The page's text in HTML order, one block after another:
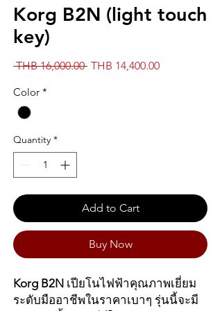
Korg B2N (light touch
key)
THB 16,000.00 Regular
THB 14,400.00Sale
Color *
Quantity *
Add to Cart
Buy Now
Korg B2N เปียโนไฟฟ้าคุณภาพเยี่ยม
ระดับมืออาชีพในราคาเบาๆ รุ่นนี้จะมี